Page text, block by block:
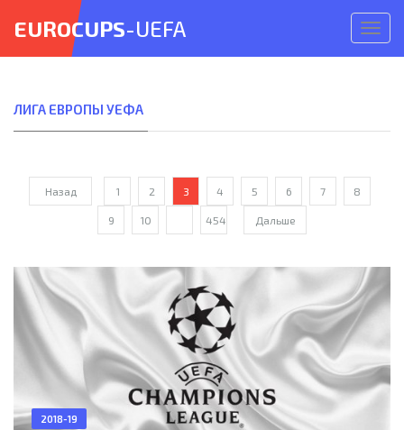
меню
EUROCUPS-UEFA
ЛИГА ЕВРОПЫ УЕФА
Назад 1 2 3 4 5 6 7 8
9 10 454 Дальше
2018-19